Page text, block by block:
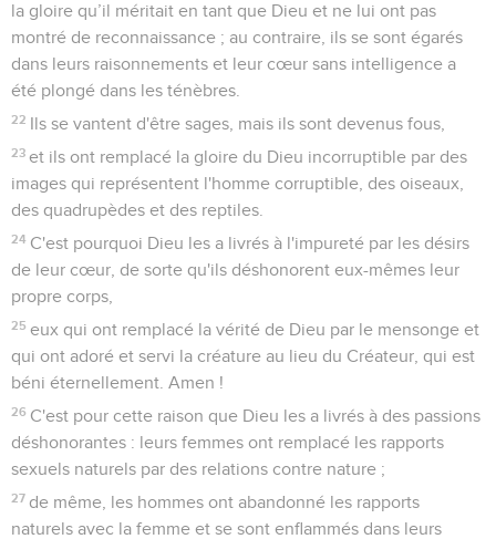
la gloire qu’il méritait en tant que Dieu et ne lui ont pas
montré de reconnaissance ; au contraire, ils se sont égarés
dans leurs raisonnements et leur cœur sans intelligence a
été plongé dans les ténèbres.
22 Ils se vantent d'être sages, mais ils sont devenus fous,
23 et ils ont remplacé la gloire du Dieu incorruptible par des
images qui représentent l'homme corruptible, des oiseaux,
des quadrupèdes et des reptiles.
24 C'est pourquoi Dieu les a livrés à l'impureté par les désirs
de leur cœur, de sorte qu'ils déshonorent eux-mêmes leur
propre corps,
25 eux qui ont remplacé la vérité de Dieu par le mensonge et
qui ont adoré et servi la créature au lieu du Créateur, qui est
béni éternellement. Amen !
26 C'est pour cette raison que Dieu les a livrés à des passions
déshonorantes : leurs femmes ont remplacé les rapports
sexuels naturels par des relations contre nature ;
27 de même, les hommes ont abandonné les rapports
naturels avec la femme et se sont enflammés dans leurs